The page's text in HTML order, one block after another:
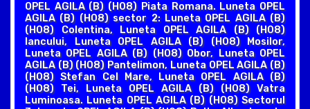
OPEL AGILA (B) (H08) Piata Romana. Luneta OPEL
AGILA (B) (H08) sector 2: Luneta OPEL AGILA (B)
(H08) Colentina, Luneta OPEL AGILA (B) (H08)
Iancului, Luneta OPEL AGILA (B) (H08) Mosilor,
Luneta OPEL AGILA (B) (H08) Obor, Luneta OPEL
AGILA (B) (H08) Pantelimon, Luneta OPEL AGILA (B)
(H08) Stefan Cel Mare, Luneta OPEL AGILA (B)
(H08) Tei, Luneta OPEL AGILA (B) (H08) Vatra
Luminoasa. Luneta OPEL AGILA (B) (H08) Sectorul